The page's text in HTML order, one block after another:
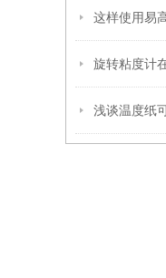
这样使用易
旋转粘度计
浅谈温度纸